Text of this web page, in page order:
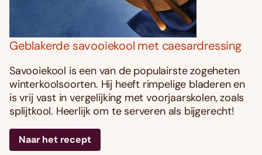
Geblakerde savooiekool met caesardressing
Savooiekool is een van de populairste zogeheten
winterkoolsoorten. Hij heeft rimpelige bladeren en
is vrij vast in vergelijking met voorjaarskolen, zoals
splijtkool. Heerlijk om te serveren als bijgerecht!
Naar het recept